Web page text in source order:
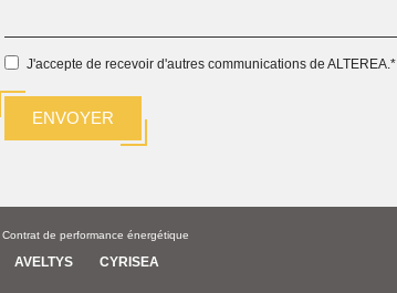
J'accepte de recevoir d'autres communications de ALTEREA.*
Contrat de performance énergétique
AVELTYS CYRISEA